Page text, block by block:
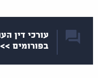
עורכי דין
בפורומים >>